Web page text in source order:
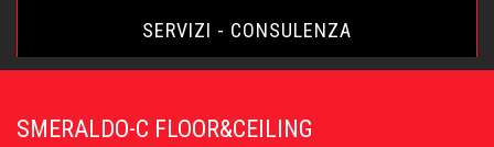
IT
AZIENDA
SERVIZI - CONSULENZA
SMERALDO-C FLOOR&CEILING